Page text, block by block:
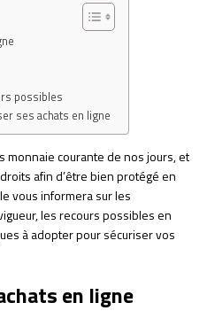
possibles
ses achats en ligne
monnaie courante de nos jours, et
afin d’être bien protégé en
vous informera sur les
les recours possibles en
à adopter pour sécuriser vos
en ligne